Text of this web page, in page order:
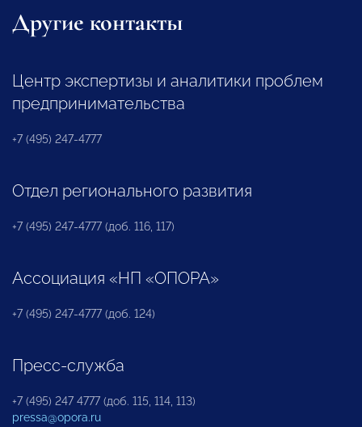
Другие контакты
Центр экспертизы и аналитики проблем
предпринимательства
+7 (495) 247-4777
Отдел регионального развития
+7 (495) 247-4777 (доб. 116, 117)
Ассоциация «НП «ОПОРА»
+7 (495) 247-4777 (доб. 124)
Пресс-служба
+7 (495) 247 4777 (доб. 115, 114, 113)
pressa@opora.ru